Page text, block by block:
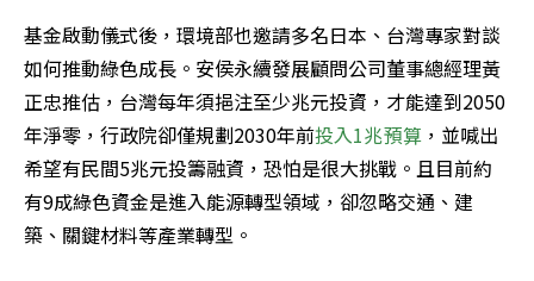
基金啟動儀式後，環境部也邀請多名日本、台灣專家對談
如何推動綠色成長。安侯永續發展顧問公司董事總經理黃
正忠推估，台灣每年須挹注至少兆元投資，才能達到2050
年淨零，行政院卻僅規劃2030年前投入1兆預算，並喊出
希望有民間5兆元投籌融資，恐怕是很大挑戰。且目前約
有9成綠色資金是進入能源轉型領域，卻忽略交通、建
築、關鍵材料等產業轉型。